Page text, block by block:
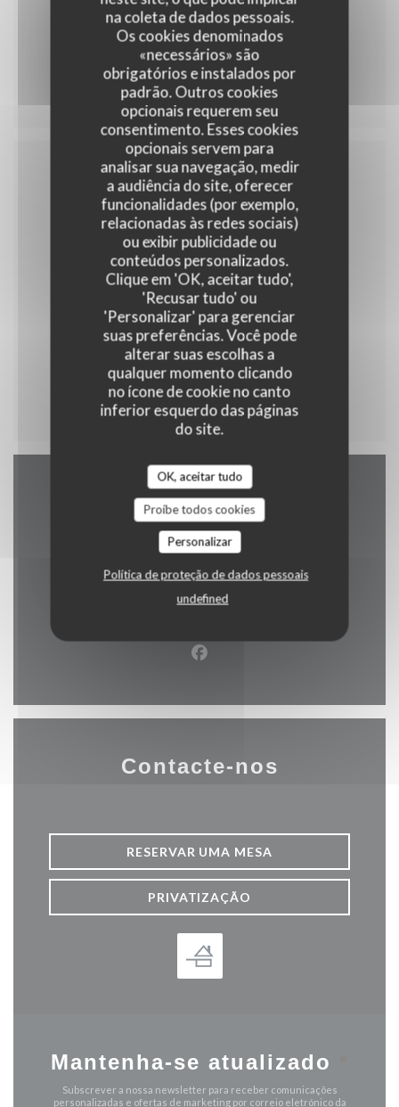
na coleta de dados pessoais.
Os cookies denominados
«necessários» são
obrigatórios e instalados por
padrão. Outros cookies
opcionais requerem seu
consentimento. Esses cookies
opcionais servem para
analisar sua navegação, medir
a audiência do site, oferecer
funcionalidades (por exemplo,
relacionadas às redes sociais)
ou exibir publicidade ou
conteúdos personalizados.
Clique em 'OK, aceitar tudo',
'Recusar tudo' ou
'Personalizar' para gerenciar
suas preferências. Você pode
alterar suas escolhas a
qualquer momento clicando
no ícone de cookie no canto
inferior esquerdo das páginas
do site.
OK, aceitar tudo
Proíbe todos cookies
Personalizar
Política de proteção de dados pessoais
undefined
Menu 35
Menu enfant
10,00 EUR
Menu enfant
Mapa e Contacto
2 rue alphonse callais 76480 jumieges
Facebook ((abre numa nova
Contacte-nos
RESERVAR UMA MESA
PRIVATIZAÇÃO
Mantenha-se atualizado
Subscrever a nossa newsletter para receber comunicações
personalizadas e ofertas de marketing por correio eletrónico da